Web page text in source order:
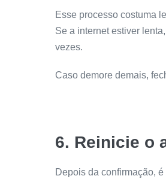
Esse processo costuma
Se a internet estiver
vezes.
Caso demore demais,
6. Reinicie o
Depois da confirmação,